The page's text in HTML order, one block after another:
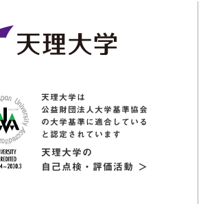
天理大学は
公益財団法人大学基準協会
の大学基準に適合している
と認定されています
天理大学の
自己点検・評価活動 ＞